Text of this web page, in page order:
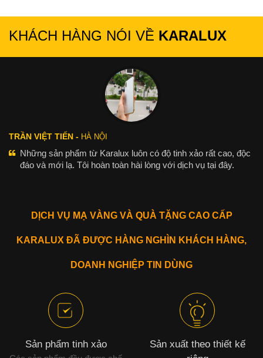
KHÁCH HÀNG NÓI VỀ KARALUX
TRẦN VIỆT TIẾN - HÀ NỘI
Những sản phẩm từ Karalux luôn có độ tinh xảo rất cao, độc
đáo và mới lạ. Tôi hoàn toàn hài lòng với dịch vụ tại đây.
DỊCH VỤ MẠ VÀNG VÀ QUÀ TẶNG CAO CẤP
KARALUX ĐÃ ĐƯỢC HÀNG NGHÌN KHÁCH HÀNG,
DOANH NGHIỆP TIN DÙNG
Sản phẩm tinh xảo
Sản xuất theo thiết kế